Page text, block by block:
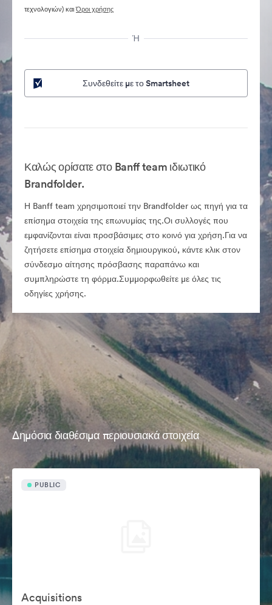
τεχνολογιών) καιΌροι χρήσης
Ή
Συνδεθείτε με το Smartsheet
Καλώς ορίσατε στο Banff team ιδιωτικό
Brandfolder.
Η Banff team χρησιμοποιεί την Brandfolder ως πηγή για τα
επίσημα στοιχεία της επωνυμίας της.Οι συλλογές που
εμφανίζονται είναι προσβάσιμες στο κοινό για χρήση.Για να
ζητήσετε επίσημα στοιχεία δημιουργικού, κάντε κλικ στον
σύνδεσμο αίτησης πρόσβασης παραπάνω και
συμπληρώστε τη φόρμα.Συμμορφωθείτε με όλες τις
οδηγίες χρήσης.
Δημόσια διαθέσιμα περιουσιακά στοιχεία
PUBLIC
Acquisitions